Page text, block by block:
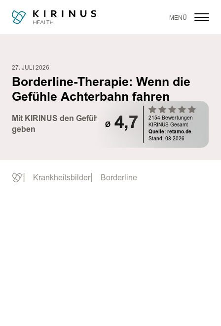
MENÜ
ø 4,7
2154 Bewertungen
KIRINUS Gesamt
Quelle: retamo.de
Stand: 08.2026
27. JULI 2026
Borderline-Therapie: Wenn die
Gefühle Achterbahn fahren
Mit KIRINUS den Gefühlen wieder mehr Stabilität
geben
ø 4,7
2154 Bewertungen
KIRINUS Gesamt
Quelle: retamo.de
Stand: 08.2026
StartKrankheitsbilder Borderline